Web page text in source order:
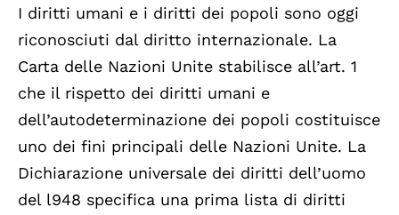
I diritti umani e i diritti dei popoli sono oggi
riconosciuti dal diritto internazionale. La
Carta delle Nazioni Unite stabilisce all’art. 1
che il rispetto dei diritti umani e
dell’autodeterminazione dei popoli costituisce
uno dei fini principali delle Nazioni Unite. La
Dichiarazione universale dei diritti dell’uomo
del l948 specifica una prima lista di diritti